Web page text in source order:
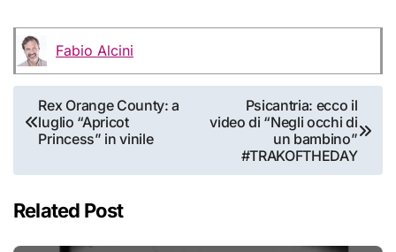
Fabio Alcini
Navigazione
articoli
Rex Orange County: a
luglio “Apricot
Princess” in vinile
Psicantria: ecco il
video di “Negli occhi di
un bambino”
#TRAKOFTHEDAY
Related Post